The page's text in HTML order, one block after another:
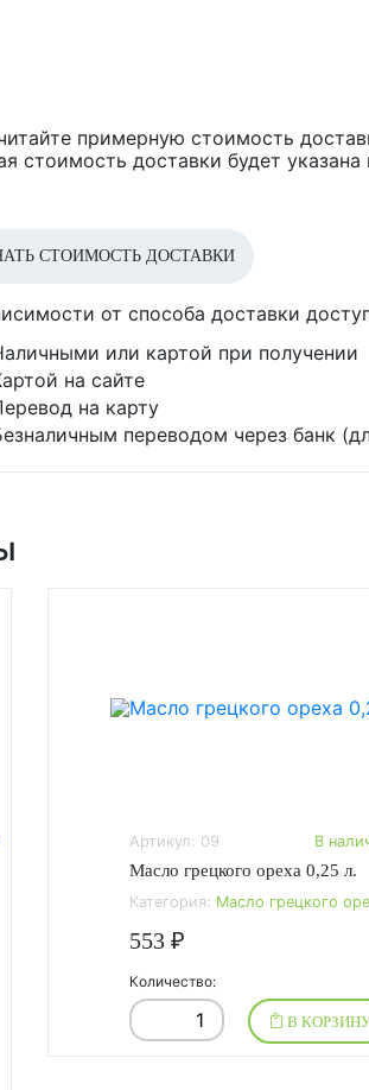
примерную стоимость
стоимость доставки будет указана
СТОИМОСТЬ ДОСТАВКИ
от способа доставки
или картой при получении
на сайте
на карту
переводом через банк
Артикул: 09 В
Масло грецкого ореха 0,25 л.
Категория: Масло грецкого
553 ₽
Количество:
В